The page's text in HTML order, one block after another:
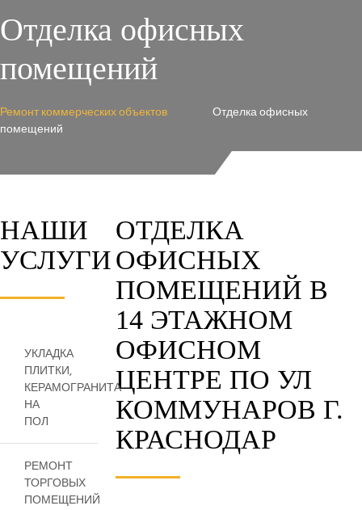
Отделка офисных
помещений
Ремонт коммерческих объектов
Отделка офисных
помещений
ОТДЕЛКА
ОФИСНЫХ
ПОМЕЩЕНИЙ В
14 ЭТАЖНОМ
ОФИСНОМ
ЦЕНТРЕ ПО УЛ
КОММУНАРОВ Г.
КРАСНОДАР
НАШИ
УСЛУГИ
УКЛАДКА
ПЛИТКИ,
КЕРАМОГРАНИТА
НА
ПОЛ
РЕМОНТ
ТОРГОВЫХ
ПОМЕЩЕНИЙ